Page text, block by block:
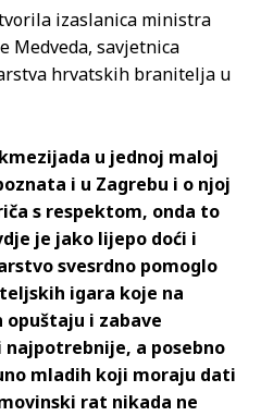
izaslanica ministra
Medveda, savjetnica
hrvatskih branitelja u
u jednoj maloj
i u Zagrebu i o njoj
s respektom, onda to
je jako lijepo doći i
svesrdno pomoglo
igara koje na
opuštaju i zabave
a posebno
mladih koji moraju dati
rat nikada ne